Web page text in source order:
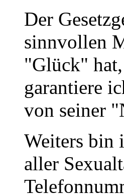
Der
sinnvollen
"Glück"
garantiere
von seiner
Weiters bin
aller